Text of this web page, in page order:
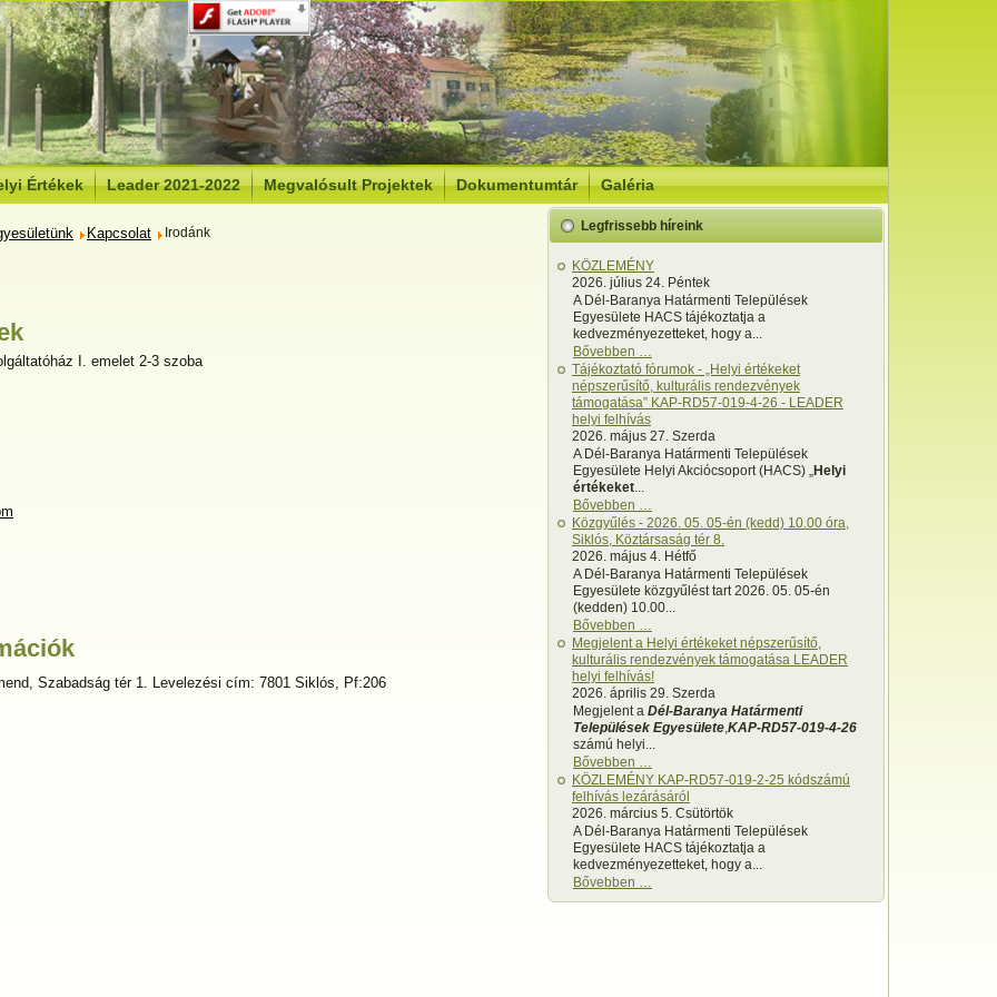
Értékek Leader 2021-2022 Megvalósult Projektek Dokumentumtár Galéria
Kapcsolat Irodánk
I. emelet 2-3 szoba
Szabadság tér 1. Levelezési cím: 7801 Siklós, Pf:206
Legfrissebb híreink
KÖZLEMÉNY
2026. július 24. Péntek
A Dél-Baranya Határmenti Települések
Egyesülete HACS tájékoztatja a
kedvezményezetteket, hogy a...
Bővebben …
Tájékoztató fórumok - „Helyi értékeket
népszerűsítő, kulturális rendezvények
támogatása” KAP-RD57-019-4-26 - LEADER
helyi felhívás
2026. május 27. Szerda
A Dél-Baranya Határmenti Települések
Egyesülete Helyi Akciócsoport (HACS) „Helyi
értékeket...
Bővebben …
Közgyűlés - 2026. 05. 05-én (kedd) 10.00 óra,
Siklós, Köztársaság tér 8.
2026. május 4. Hétfő
A Dél-Baranya Határmenti Települések
Egyesülete közgyűlést tart 2026. 05. 05-én
(kedden) 10.00...
Bővebben …
Megjelent a Helyi értékeket népszerűsítő,
kulturális rendezvények támogatása LEADER
helyi felhívás!
2026. április 29. Szerda
Megjelent a Dél-Baranya Határmenti
Települések Egyesülete,KAP-RD57-019-4-26
számú helyi...
Bővebben …
KÖZLEMÉNY KAP-RD57-019-2-25 kódszámú
felhívás lezárásáról
2026. március 5. Csütörtök
A Dél-Baranya Határmenti Települések
Egyesülete HACS tájékoztatja a
kedvezményezetteket, hogy a...
Bővebben …